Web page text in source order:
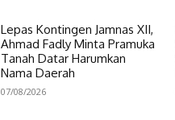
Lepas Kontingen Jamnas XII,
Ahmad Fadly Minta Pramuka
Tanah Datar Harumkan
Nama Daerah
07/08/2026